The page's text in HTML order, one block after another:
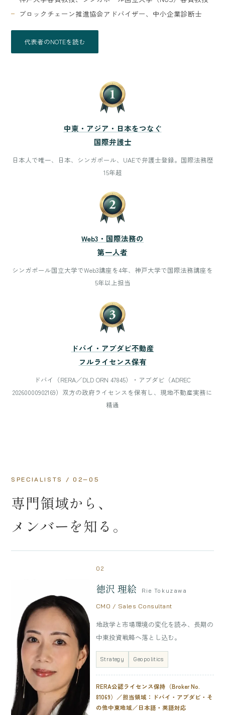
ブロックチェーン推進協会アドバイザー、中小企業診断士
代表者のNOTEを読む
中東・アジア・日本をつなぐ
国際弁護士
日本人で唯一、日本、シンガポール、UAEで弁護士登録。国際法務歴
15年超
Web3・国際法務の
第一人者
シンガポール国立大学でWeb3講座を4年、神戸大学で国際法務講座を
5年以上担当
ドバイ・アブダビ不動産
フルライセンス保有
ドバイ（RERA／DLD ORN 47845）・アブダビ（ADREC
20260000902169）双方の政府ライセンスを保有し、現地不動産実務に
精通
SPECIALISTS / 02—05
専門領域から、
メンバーを知る。
02
徳沢 理絵 Rie Tokuzawa
CMO / Sales Consultant
地政学と市場環境の変化を読み、長期の
中東投資戦略へ落とし込む。
Strategy Geopolitics
RERA公認ライセンス保持（Broker No.
81069）／担当領域：ドバイ・アブダビ・そ
の他中東地域／日本語・英語対応